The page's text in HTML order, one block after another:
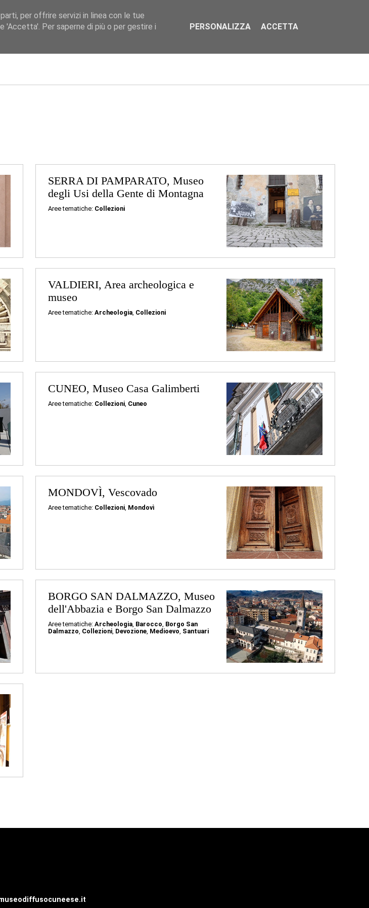
COMPLETA GEOLOCALIZZA
SERRA DI PAMPARATO, Museo
degli Usi della Gente di Montagna
Aree tematiche: Collezioni
VALDIERI, Area archeologica e
museo
Aree tematiche:Archeologia, Collezioni
CUNEO, Museo Casa Galimberti
Aree tematiche: Collezioni, Cuneo
MONDOVÌ, Vescovado
Aree tematiche: Collezioni, Mondovì
BORGO SAN DALMAZZO, Museo
dell'Abbazia e Borgo San Dalmazzo
Aree tematiche:Archeologia, Barocco, Borgo San
Dalmazzo, Collezioni, Devozione, Medioevo, Santuari
per offrire servizi in linea con le tue
Per saperne di più o per gestire i
PERSONALIZZA ACCETTA